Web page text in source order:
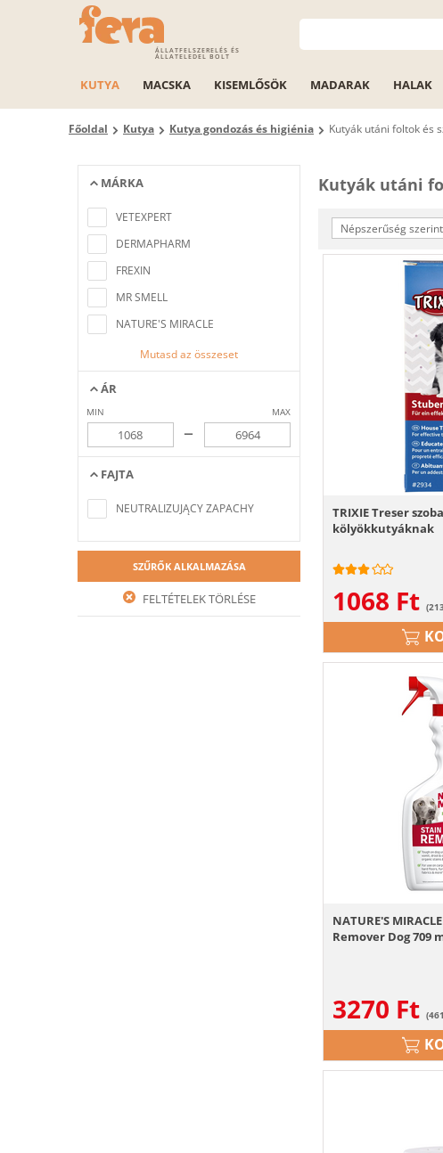
ÁLLATFELSZERELÉS ÉS
ÁLLATELEDEL BOLT
KUTYA MACSKA KISEMLŐSÖK MADARAK HALAK
Főoldal Kutya Kutya gondozás és higiénia Kutyák utáni foltok és
MÁRKA
megfelelő elem
VETEXPERT
DERMAPHARM
FREXIN
MR SMELL
NATURE'S MIRACLE
Mutasd az összeset
ÁR
MIN MAX
–
FAJTA
megfelelő elem
NEUTRALIZUJĄCY ZAPACHY
SZŰRŐK ALKALMAZÁSA
FELTÉTELEK TÖRLÉSE
Kutyák utáni
Népszerűség
TRIXIE Treser
kölyökkutyáknak
1068 Ft
NATURE'S
Remover Dog 709
3270 Ft